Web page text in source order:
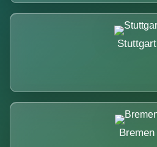
Stuttgart
Bremen